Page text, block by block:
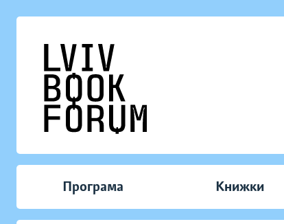
Програма Книжки